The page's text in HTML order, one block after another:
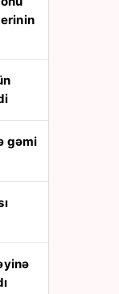
в России
ждал: как